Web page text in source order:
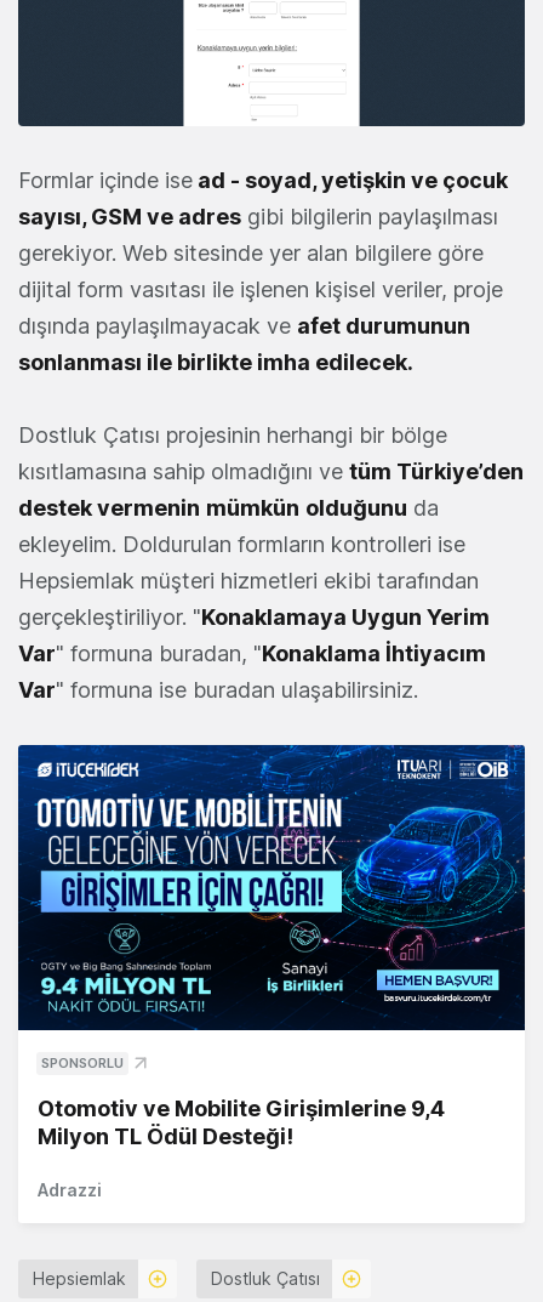
Formlar içinde ise ad - soyad, yetişkin ve çocuk
sayısı, GSM ve adres gibi bilgilerin paylaşılması
gerekiyor. Web sitesinde yer alan bilgilere göre
dijital form vasıtası ile işlenen kişisel veriler, proje
dışında paylaşılmayacak ve afet durumunun
sonlanması ile birlikte imha edilecek.
Dostluk Çatısı projesinin herhangi bir bölge
kısıtlamasına sahip olmadığını ve tüm Türkiye’den
destek vermenin mümkün olduğunu da
ekleyelim. Doldurulan formların kontrolleri ise
Hepsiemlak müşteri hizmetleri ekibi tarafından
gerçekleştiriliyor. "Konaklamaya Uygun Yerim
Var" formuna buradan, "Konaklama İhtiyacım
Var" formuna ise buradan ulaşabilirsiniz.
SPONSORLU
Otomotiv ve Mobilite Girişimlerine 9,4
Milyon TL Ödül Desteği!
Adrazzi
Hepsiemlak Dostluk Çatısı